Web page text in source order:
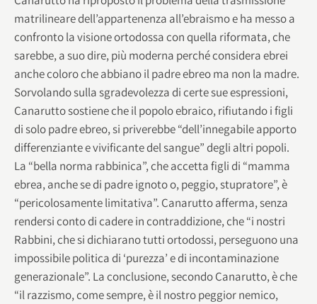
matrilineare dell’appartenenza all’ebraismo e ha messo a
confronto la visione ortodossa con quella riformata, che
sarebbe, a suo dire, più moderna perché considera ebrei
anche coloro che abbiano il padre ebreo ma non la madre.
Sorvolando sulla sgradevolezza di certe sue espressioni,
Canarutto sostiene che il popolo ebraico, rifiutando i figli
di solo padre ebreo, si priverebbe “dell’innegabile apporto
differenziante e vivificante del sangue” degli altri popoli.
La “bella norma rabbinica”, che accetta figli di “mamma
ebrea, anche se di padre ignoto o, peggio, stupratore”, è
“pericolosamente limitativa”. Canarutto afferma, senza
rendersi conto di cadere in contraddizione, che “i nostri
Rabbini, che si dichiarano tutti ortodossi, perseguono una
impossibile politica di ‘purezza’ e di incontaminazione
generazionale”. La conclusione, secondo Canarutto, è che
“il razzismo, come sempre, è il nostro peggior nemico,